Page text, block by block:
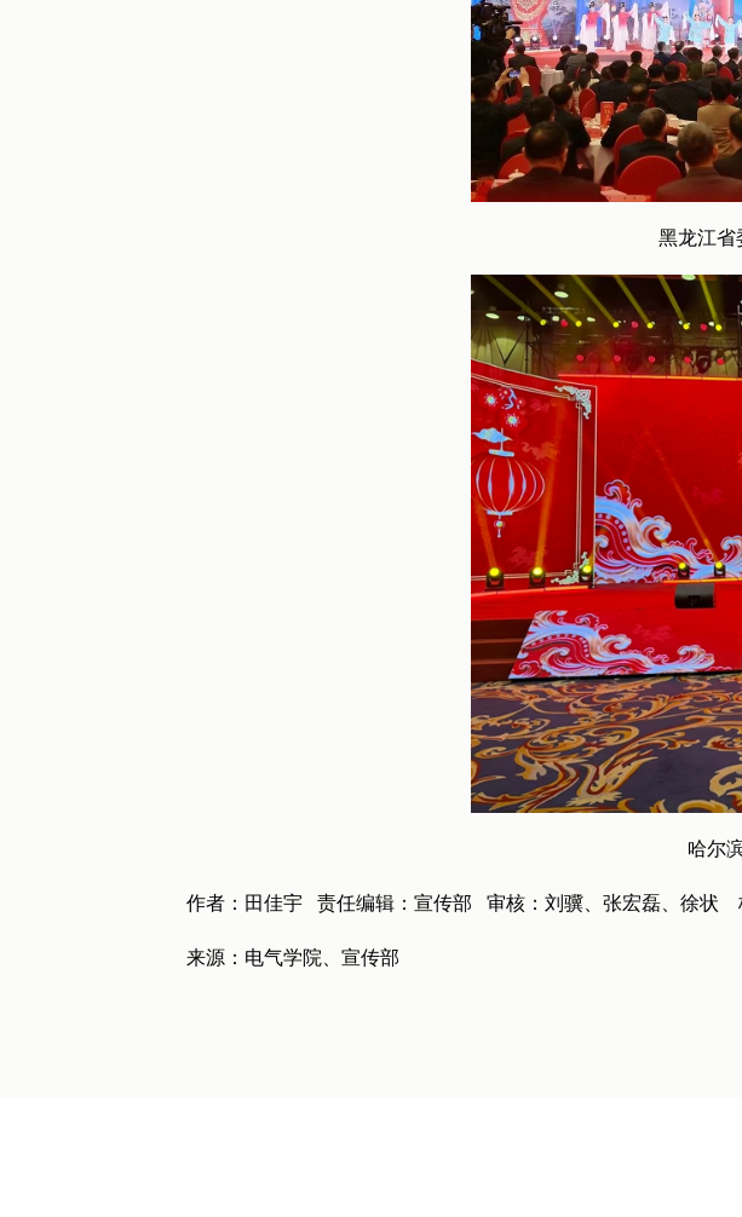
黑龙江省
哈尔
作者：田佳宇 责任编辑：宣传部 审核：刘骥、张宏磊、徐状
来源：电气学院、宣传部